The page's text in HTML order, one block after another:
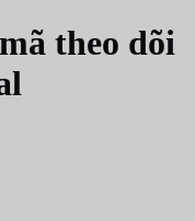
theo dõi